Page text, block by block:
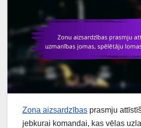
Zona aizsardzības prasmju
jebkurai komandai, kas vēlas